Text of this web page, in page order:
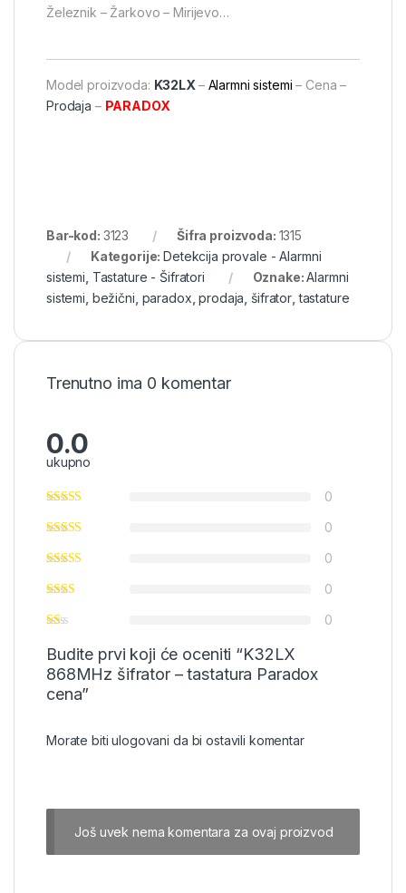
Železnik – Žarkovo – Mirijevo…
Model proizvoda: K32LX – Alarmni sistemi – Cena –
Prodaja – PARADOX
Bar-kod: 3123 Šifra proizvoda: 1315
Kategorije:Detekcija provale - Alarmni
sistemi Tastature - Šifratori Oznake:Alarmni
sistemi bežični paradox ,prodaja šifrator,tastature
Trenutno ima 0 komentar
0.0
ukupno
0
0
0
0
0
Budite prvi koji će oceniti “K32LX
868MHz šifrator – tastatura Paradox
cena”
Morate bitiulogovani da bi ostavili komentar
Još uvek nema komentara za ovaj proizvod